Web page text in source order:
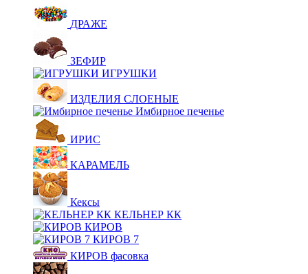
ДРАЖЕ
ЗЕФИР
ИГРУШКИ
ИЗДЕЛИЯ СЛОЕНЫЕ
Имбирное печенье
ИРИС
КАРАМЕЛЬ
Кексы
КЕЛЬНЕР КК
КИРОВ
КИРОВ 7
КИРОВ фасовка